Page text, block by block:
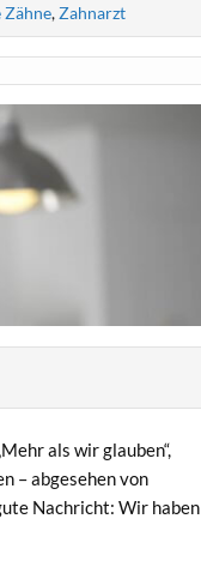
,Zahnarzt
als wir glauben“,
– abgesehen von
Nachricht: Wir haben